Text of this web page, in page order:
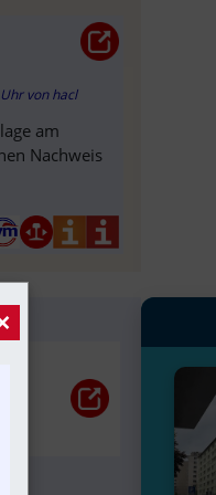
vonhacl
am
Nachweis